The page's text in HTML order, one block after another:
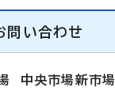
問い合わせ
中央市場新市